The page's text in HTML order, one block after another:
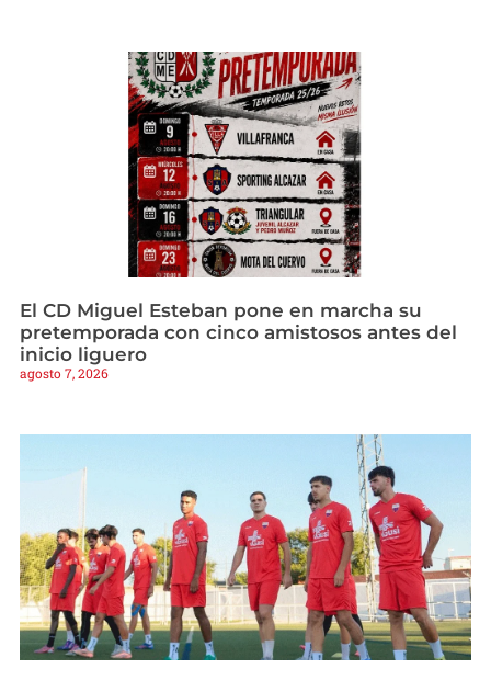
El CD Miguel Esteban pone en marcha su
pretemporada con cinco amistosos antes del
inicio liguero
agosto 7, 2026